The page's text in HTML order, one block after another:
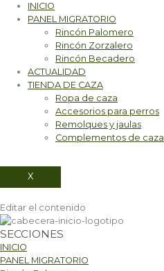
INICIO
PANEL MIGRATORIO
Rincón Palomero
Rincón Zorzalero
Rincón Becadero
ACTUALIDAD
TIENDA DE CAZA
Ropa de caza
Accesorios para perros
Remolques y jaulas
Complementos de caza
X
Editar el contenido
SECCIONES
INICIO
PANEL MIGRATORIO